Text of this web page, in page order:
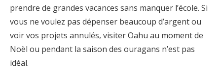
prendre de grandes vacances sans manquer l’école. Si
vous ne voulez pas dépenser beaucoup d’argent ou
voir vos projets annulés, visiter Oahu au moment de
Noël ou pendant la saison des ouragans n’est pas
idéal.